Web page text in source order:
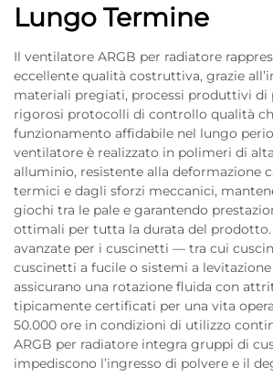
Lungo Termine
Il ventilatore ARGB per radiatore
eccellente qualità costruttiva, grazie
materiali pregiati, processi produttivi di
rigorosi protocolli di controllo qualità
funzionamento affidabile nel lungo
ventilatore è realizzato in polimeri di
alluminio, resistente alla deformazione
termici e dagli sforzi meccanici,
giochi tra le pale e garantendo
ottimali per tutta la durata del prodotto.
avanzate per i cuscinetti — tra cui
cuscinetti a fucile o sistemi a
assicurano una rotazione fluida con
tipicamente certificati per una vita
50.000 ore in condizioni di utilizzo
ARGB per radiatore integra gruppi di
impediscono l’ingresso di polvere e il